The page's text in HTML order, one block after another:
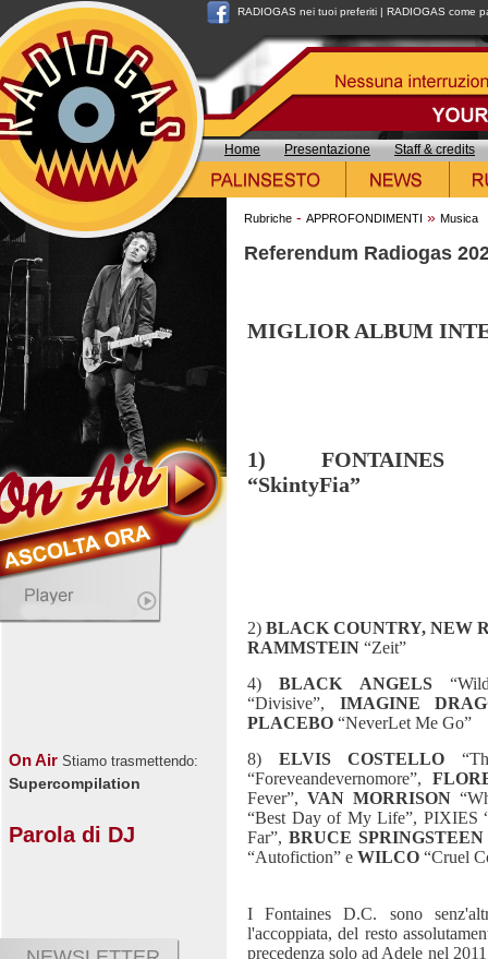
RADIOGAS nei tuoi preferiti | RADIOGAS come
Home Presentazione Staff & credits
On Air Stiamo trasmettendo:
Supercompilation
Parola di DJ
Rubriche - APPROFONDIMENTI » Musica
Referendum Radiogas
MIGLIOR ALBUM
1) FONTAINES
“SkintyFia”
2) BLACK COUNTRY, NEW
RAMMSTEIN “Zeit”
4)BLACK ANGELS
“Divisive”, IMAGINE
PLACEBO “NeverLet Me Go”
8) ELVIS COSTELLO
“Foreveandevernomore”,
Fever”, VAN MORRISON
“Best Day of My Life”, PIXIES
Far”, BRUCE SPRINGSTEEN
“Autofiction” e WILCO “Cruel
I Fontaines D.C. sono
l'accoppiata, del resto
precedenza solo ad Adele nel